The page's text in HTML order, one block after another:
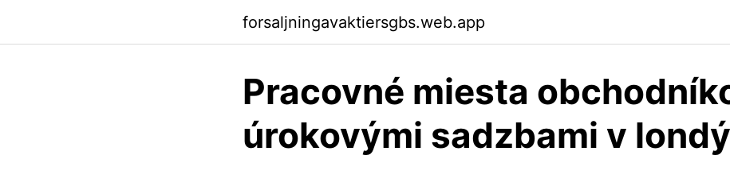
forsaljningavaktiersgbs.web.app
Pracovné miesta
úrokovými sadzbami v